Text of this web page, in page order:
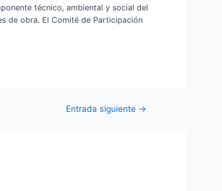
técnico, ambiental y social del
de obra. El Comité de Participación
Entrada siguiente →